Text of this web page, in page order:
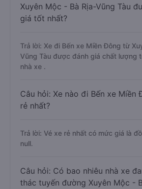
Xuyên Mộc - Bà Rịa-Vũng Tàu
giá tốt nhất?
Trả lời: Xe đi Bến xe Miền Đông từ
Vũng Tàu được đánh giá chất lượng
nhà xe .
Câu hỏi: Xe nào đi Bến xe Miền
rẻ nhất?
Trả lời: Vé xe rẻ nhất có mức giá là
null.
Câu hỏi: Có bao nhiêu nhà xe
thác tuyến đường Xuyên Mộc -